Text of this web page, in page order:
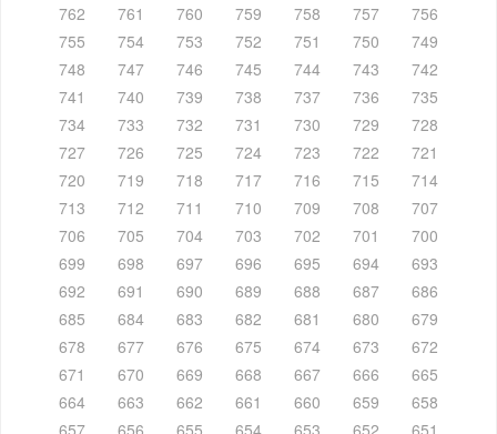
762
761 760 759 758 757
756
755
754 753 752 751 750
749
748
747 746 745 744 743
742
741
740 739 738 737 736
735
734
733 732 731 730 729
728
727
726 725 724 723 722
721
720
719 718 717 716 715
714
713
712 711 710 709 708
707
706
705 704 703 702 701
700
699
698 697 696 695 694
693
692
691 690 689 688 687
686
685
684 683 682 681 680
679
678
677 676 675 674 673
672
671
670 669 668 667 666
665
664
663 662 661 660 659
658
657
656 655 654 653 652
651